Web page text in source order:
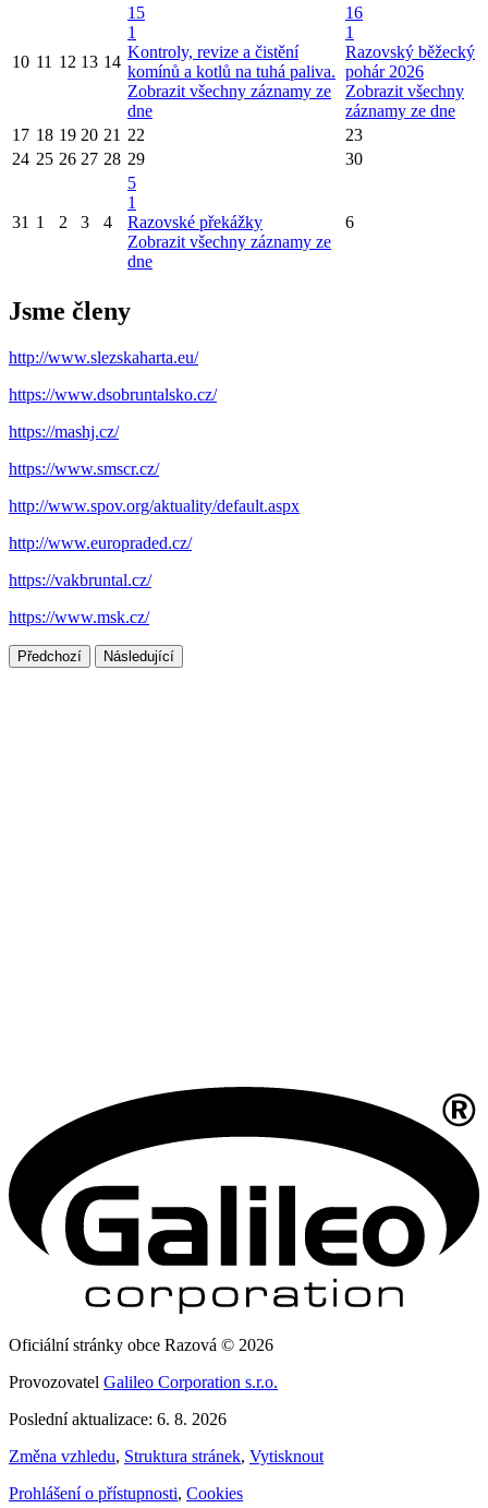
10 11 12 13 14
15
1
Kontroly, revize a čistění
komínů a kotlů na tuhá paliva.
Zobrazit všechny záznamy ze
dne
16
1
Razovský běžecký
pohár 2026
Zobrazit všechny
záznamy ze dne
17 18 19 20 21 22
23
24 25 26 27 28 29 30
31 1 2 3 4
5
1
Razovské překážky
Zobrazit všechny záznamy ze
dne
6
Jsme členy
http://www.slezskaharta.eu/
https://www.dsobruntalsko.cz/
https://mashj.cz/
https://www.smscr.cz/
http://www.spov.org/aktuality/default.aspx
http://www.europraded.cz/
https://vakbruntal.cz/
https://www.msk.cz/
Předchozí Následující
Oficiální stránky obce Razová © 2026
Provozovatel Galileo Corporation s.r.o.
Poslední aktualizace: 6. 8. 2026
Změna vzhledu, Struktura stránek, Vytisknout
Prohlášení o přístupnosti, Cookies